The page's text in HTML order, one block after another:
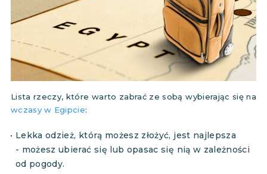
Lista rzeczy, które warto zabrać ze sobą wybierając się na
wczasy w Egipcie:
Lekka odzież, którą możesz złożyć, jest najlepsza
- możesz ubierać się lub opasac się nią w zależności
od pogody.